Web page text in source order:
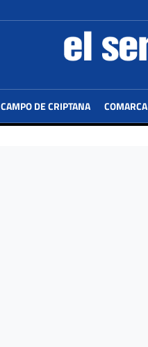
CAMPO DE CRIPTANA COMARCA